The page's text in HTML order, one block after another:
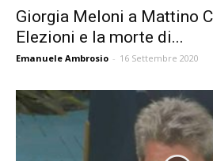
Giorgia Meloni a Mattino
Elezioni e la morte di...
Emanuele Ambrosio - 16 Settembre 2020